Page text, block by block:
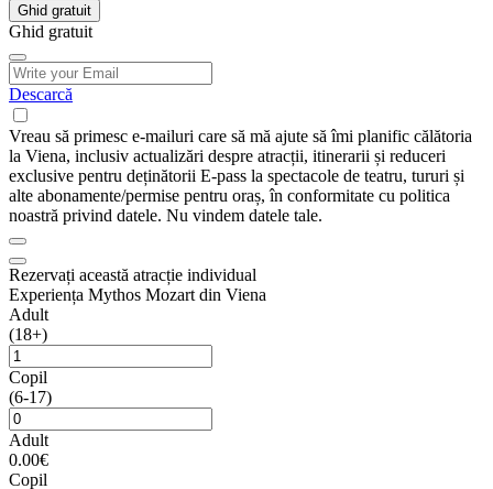
Ghid gratuit
Ghid gratuit
Descarcă
Vreau să primesc e-mailuri care să mă ajute să îmi planific călătoria
la Viena, inclusiv actualizări despre atracții, itinerarii și reduceri
exclusive pentru deținătorii E-pass la spectacole de teatru, tururi și
alte abonamente/permise pentru oraș, în conformitate cu politica
noastră privind datele. Nu vindem datele tale.
Rezervați această atracție individual
Experiența Mythos Mozart din Viena
Adult
(18+)
Copil
(6-17)
Adult
0.00€
Copil